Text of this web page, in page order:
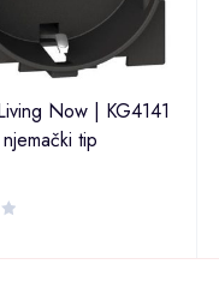
Now | KG4141
tip